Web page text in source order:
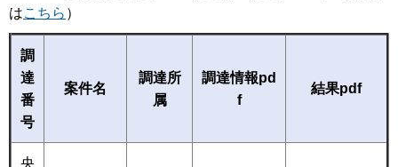
はこちら ）
調
達
番
号
案件名
調達所
属
調達情報pd
f
結果pdf
央